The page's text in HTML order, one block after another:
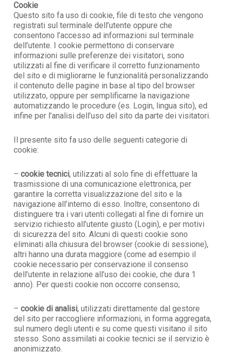
Nessun prodotto nel carrello.
Cookie
Questo sito fa uso di cookie, file di testo che vengono
registrati sul terminale dell’utente oppure che
consentono l’accesso ad informazioni sul terminale
dell’utente. I cookie permettono di conservare
informazioni sulle preferenze dei visitatori, sono
utilizzati al fine di verificare il corretto funzionamento
del sito e di migliorarne le funzionalità personalizzando
il contenuto delle pagine in base al tipo del browser
utilizzato, oppure per semplificarne la navigazione
automatizzando le procedure (es. Login, lingua sito), ed
infine per l’analisi dell’uso del sito da parte dei visitatori.
Il presente sito fa uso delle seguenti categorie di
cookie:
– cookie tecnici, utilizzati al solo fine di effettuare la
trasmissione di una comunicazione elettronica, per
garantire la corretta visualizzazione del sito e la
navigazione all’interno di esso. Inoltre, consentono di
distinguere tra i vari utenti collegati al fine di fornire un
servizio richiesto all’utente giusto (Login), e per motivi
di sicurezza del sito. Alcuni di questi cookie sono
eliminati alla chiusura del browser (cookie di sessione),
altri hanno una durata maggiore (come ad esempio il
cookie necessario per conservazione il consenso
dell’utente in relazione all’uso dei cookie, che dura 1
anno). Per questi cookie non occorre consenso;
– cookie di analisi, utilizzati direttamente dal gestore
del sito per raccogliere informazioni, in forma aggregata,
sul numero degli utenti e su come questi visitano il sito
stesso. Sono assimilati ai cookie tecnici se il servizio è
anonimizzato.